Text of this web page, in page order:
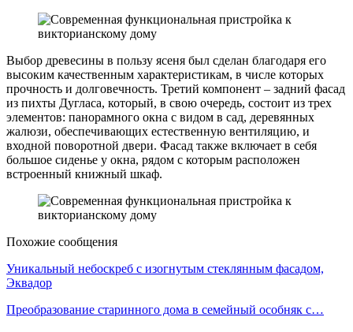
Выбор древесины в пользу ясеня был сделан благодаря его
высоким качественным характеристикам, в числе которых
прочность и долговечность. Третий компонент – задний фасад
из пихты Дугласа, который, в свою очередь, состоит из трех
элементов: панорамного окна с видом в сад, деревянных
жалюзи, обеспечивающих естественную вентиляцию, и
входной поворотной двери. Фасад также включает в себя
большое сиденье у окна, рядом с которым расположен
встроенный книжный шкаф.
Похожие сообщения
Уникальный небоскреб с изогнутым стеклянным фасадом,
Эквадор
Преобразование старинного дома в семейный особняк с…